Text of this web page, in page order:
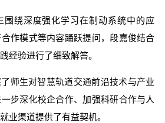
围绕深度强化学习在制动系统中的应
作模式等内容踊跃提问，段嘉俊结合
经验进行了细致解答。
师生对智慧轨道交通前沿技术与产业
步深化校企合作、加强科研合作与人
业渠道提供了有益契机。